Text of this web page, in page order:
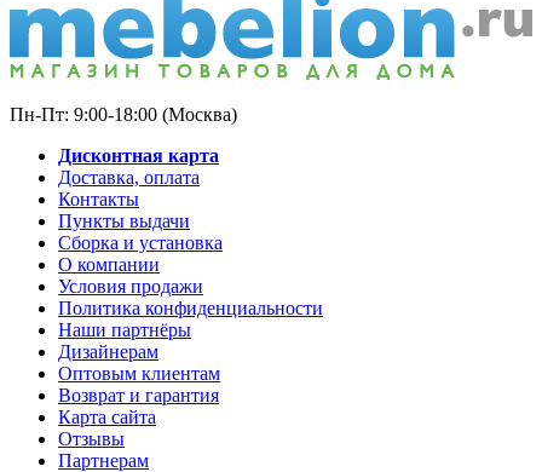
Пн-Пт: 9:00-18:00 (Москва)
Дисконтная карта
Доставка, оплата
Контакты
Пункты выдачи
Сборка и установка
О компании
Условия продажи
Политика конфиденциальности
Наши партнёры
Дизайнерам
Оптовым клиентам
Возврат и гарантия
Карта сайта
Отзывы
Партнерам